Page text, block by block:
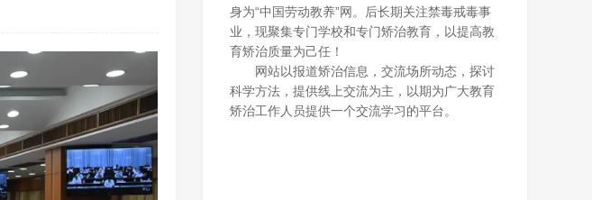
身为“中国劳动教养”网。后长期关注禁毒戒毒事
业，现聚集专门学校和专门矫治教育，以提高教
育矫治质量为己任！
网站以报道矫治信息，交流场所动态，探讨
科学方法，提供线上交流为主，以期为广大教育
矫治工作人员提供一个交流学习的平台。